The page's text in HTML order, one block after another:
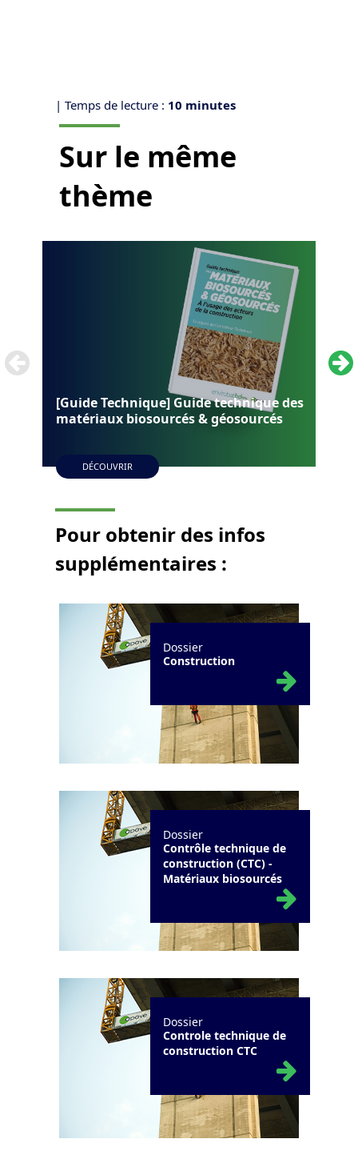
| Temps de lecture : 10 minutes
Sur le même
thème
[Guide Technique] Guide technique des
matériaux biosourcés & géosourcés
DÉCOUVRIR
Pour obtenir des infos
supplémentaires :
Dossier
Construction
Dossier
Contrôle technique de
construction (CTC) -
Matériaux biosourcés
Dossier
Controle technique de
construction CTC